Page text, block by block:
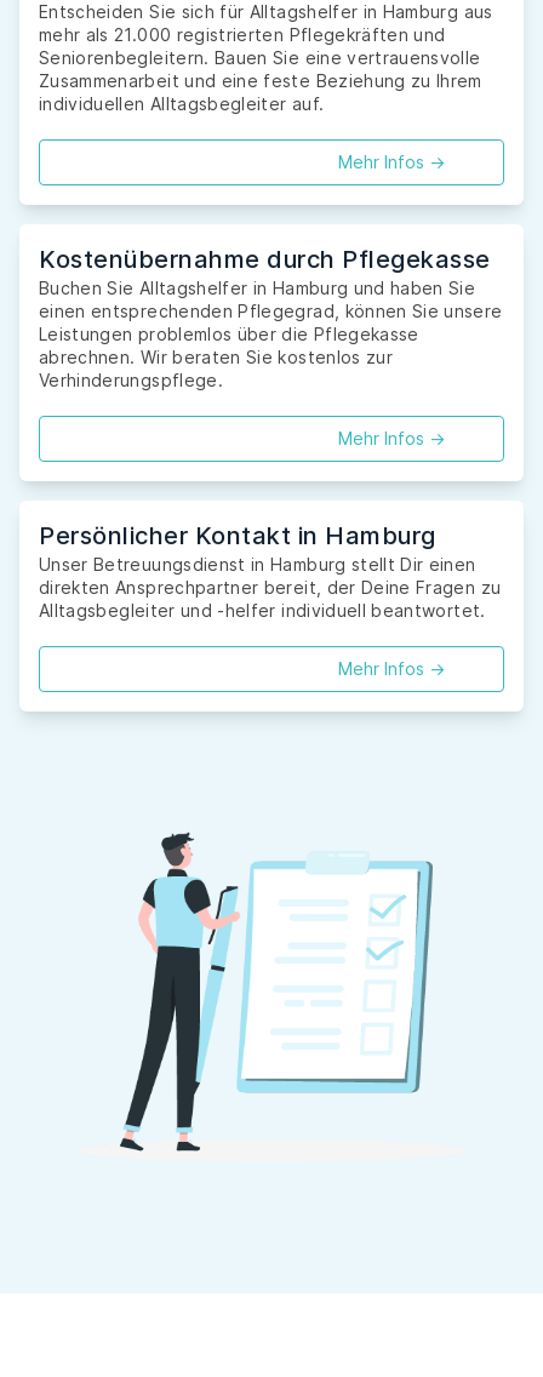
Entscheiden Sie sich für Alltagshelfer in Hamburg aus
mehr als 21.000 registrierten Pflegekräften und
Seniorenbegleitern. Bauen Sie eine vertrauensvolle
Zusammenarbeit und eine feste Beziehung zu Ihrem
individuellen Alltagsbegleiter auf.
Mehr Infos ->
Kostenübernahme durch Pflegekasse
Buchen Sie Alltagshelfer in Hamburg und haben Sie
einen entsprechenden Pflegegrad, können Sie unsere
Leistungen problemlos über die Pflegekasse
abrechnen. Wir beraten Sie kostenlos zur
Verhinderungspflege.
Mehr Infos ->
Persönlicher Kontakt in Hamburg
Unser Betreuungsdienst in Hamburg stellt Dir einen
direkten Ansprechpartner bereit, der Deine Fragen zu
Alltagsbegleiter und -helfer individuell beantwortet.
Mehr Infos ->